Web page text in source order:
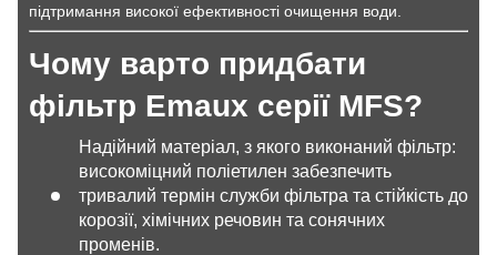
підтримання високої ефективності очищення води.
Чому варто придбати
фільтр Emaux серії MFS?
Надійний матеріал, з якого виконаний фільтр:
високоміцний поліетилен забезпечить
тривалий термін служби фільтра та стійкість до
корозії, хімічних речовин та сонячних
променів.